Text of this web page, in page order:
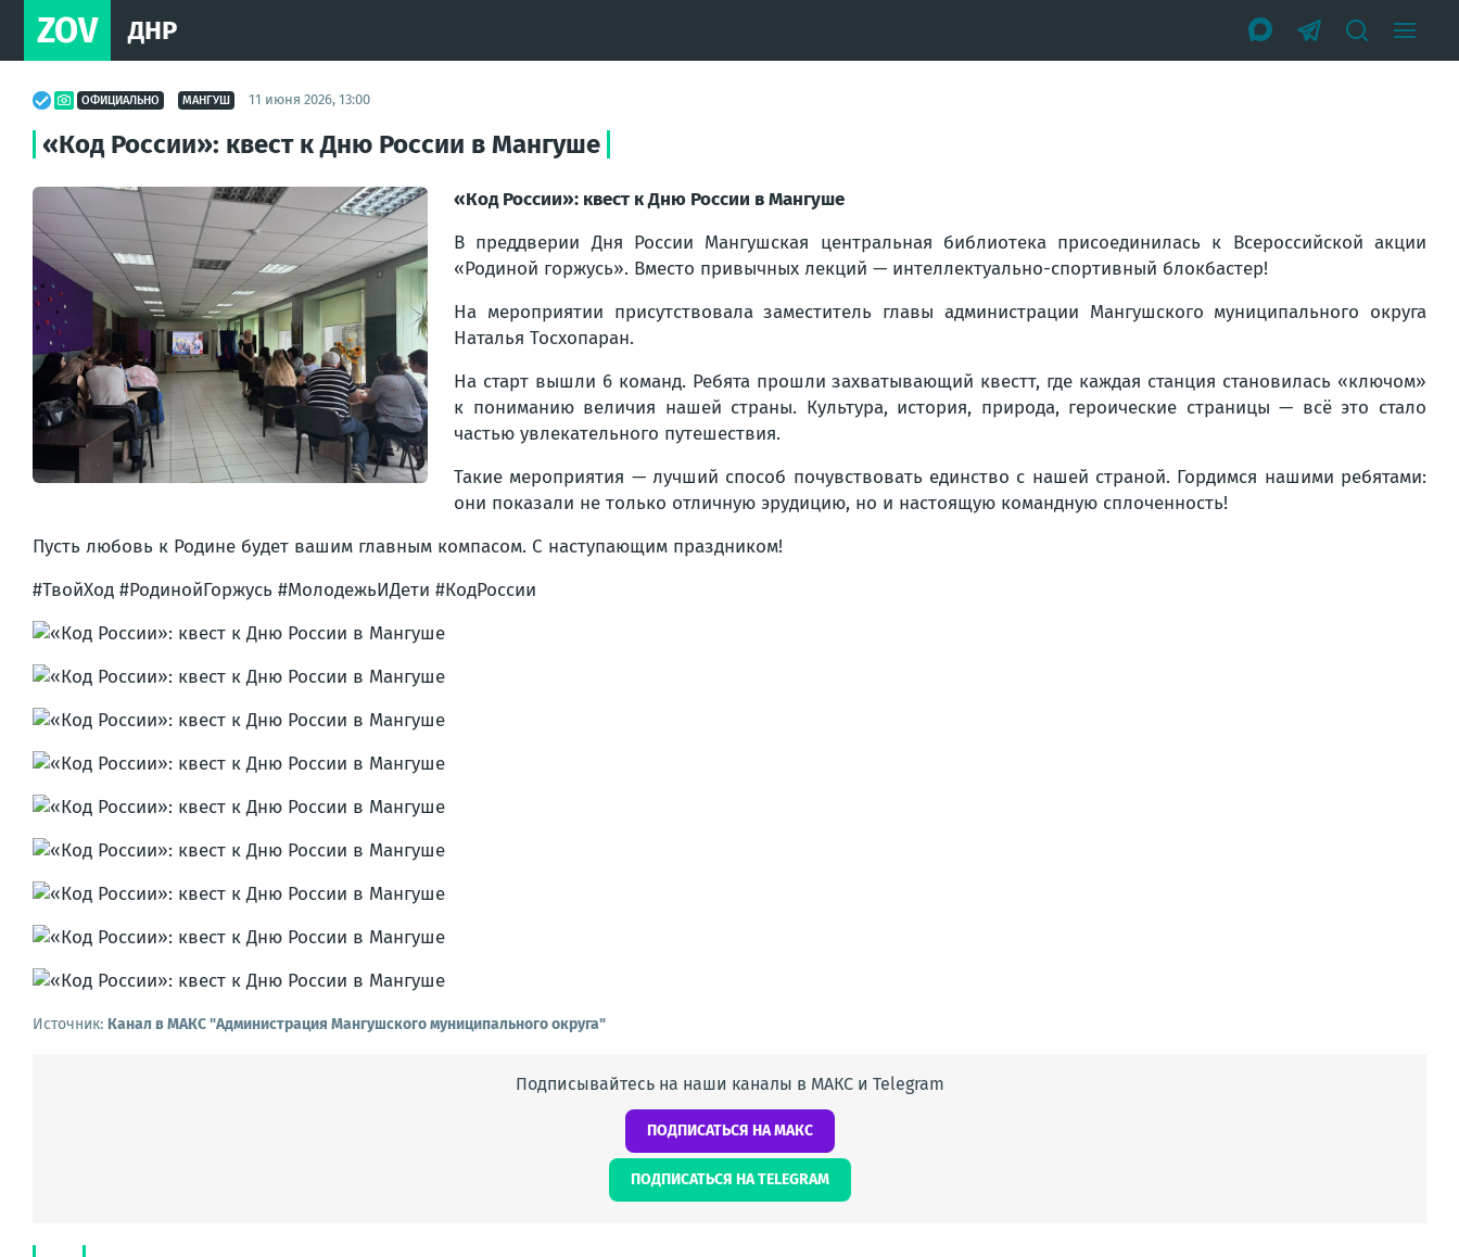
ZOV ДНР
ОФИЦИАЛЬНО МАНГУШ 11 июня 2026, 13:00
«Код России»: квест к Дню России в Мангуше
«Код России»: квест к Дню России в Мангуше
В преддверии Дня России Мангушская центральная библиотека присоединилась к Всероссийской акции
«Родиной горжусь». Вместо привычных лекций — интеллектуально-спортивный блокбастер!
На мероприятии присутствовала заместитель главы администрации Мангушского муниципального округа
Наталья Тосхопаран.
На старт вышли 6 команд. Ребята прошли захватывающий квестт, где каждая станция становилась «ключом»
к пониманию величия нашей страны. Культура, история, природа, героические страницы — всё это стало
частью увлекательного путешествия.
Такие мероприятия — лучший способ почувствовать единство с нашей страной. Гордимся нашими ребятами:
они показали не только отличную эрудицию, но и настоящую командную сплоченность!
Пусть любовь к Родине будет вашим главным компасом. С наступающим праздником!
#ТвойХод #РодинойГоржусь #МолодежьИДети #КодРоссии
Источник: Канал в МАКС "Администрация Мангушского муниципального округа"
Подписывайтесь на наши каналы в МАКС и Telegram
ПОДПИСАТЬСЯ НА МАКС
ПОДПИСАТЬСЯ НА TELEGRAM